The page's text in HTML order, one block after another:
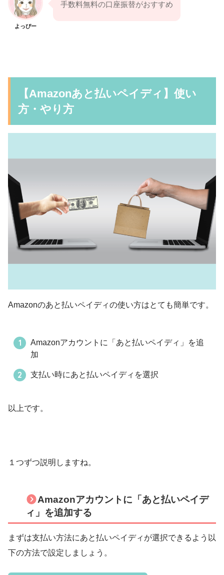
よっぴー
手数料無料の口座振替がおすすめ
【Amazonあと払いペイディ】使い
方・やり方
Amazonのあと払いペイディの使い方はとても簡単です。
Amazonアカウントに「あと払いペイディ」を追
加
支払い時にあと払いペイディを選択
以上です。
１つずつ説明しますね。
Amazonアカウントに「あと払いペイデ
ィ」を追加する
まずは支払い方法にあと払いペイディが選択できるよう以
下の方法で設定しましょう。